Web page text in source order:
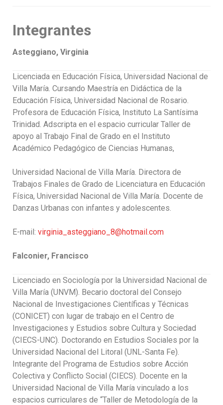
Integrantes
Asteggiano, Virginia
Licenciada en Educación Física, Universidad Nacional de
Villa María. Cursando Maestría en Didáctica de la
Educación Física, Universidad Nacional de Rosario.
Profesora de Educación Física, Instituto La Santísima
Trinidad. Adscripta en el espacio curricular Taller de
apoyo al Trabajo Final de Grado en el Instituto
Académico Pedagógico de Ciencias Humanas,
Universidad Nacional de Villa María. Directora de
Trabajos Finales de Grado de Licenciatura en Educación
Física, Universidad Nacional de Villa María. Docente de
Danzas Urbanas con infantes y adolescentes.
E-mail: virginia_asteggiano_8@hotmail.com
Falconier, Francisco
Licenciado en Sociología por la Universidad Nacional de
Villa María (UNVM). Becario doctoral del Consejo
Nacional de Investigaciones Científicas y Técnicas
(CONICET) con lugar de trabajo en el Centro de
Investigaciones y Estudios sobre Cultura y Sociedad
(CIECS-UNC). Doctorando en Estudios Sociales por la
Universidad Nacional del Litoral (UNL-Santa Fe).
Integrante del Programa de Estudios sobre Acción
Colectiva y Conflicto Social (CIECS). Docente en la
Universidad Nacional de Villa María vinculado a los
espacios curriculares de “Taller de Metodología de la